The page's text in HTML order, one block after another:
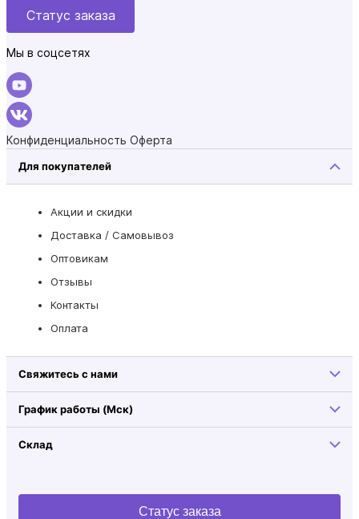
Статус заказа
Мы в соцсетях
Конфиденциальность Оферта
Для покупателей
Акции и скидки
Доставка / Самовывоз
Оптовикам
Отзывы
Контакты
Оплата
Свяжитесь с нами
График работы (Мск)
Склад
Статус заказа